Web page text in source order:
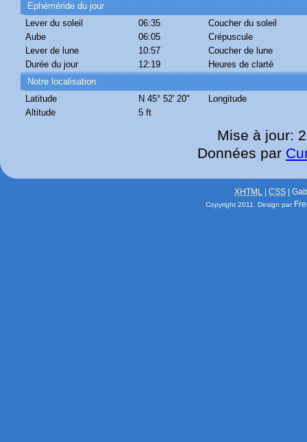
Ephéméride du jour
Lever du soleil
06:35
Coucher du soleil
Aube
06:05
Crépuscule
Lever de lune
10:57
Coucher de lune
Durée du jour
12:19
Heures de clarté
Notre localisation
Latitude
N 45° 52' 20"
Longitude
Altitude
5 ft
Mise à jour:
Données par
XHTML CSS |
Copyright 2011. Design par